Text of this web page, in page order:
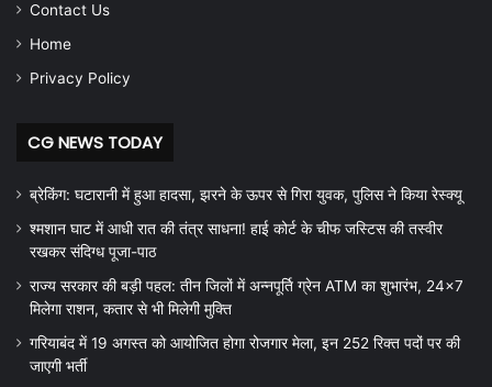
Contact Us
Home
Privacy Policy
CG NEWS TODAY
ब्रेकिंग: घटारानी में हुआ हादसा, झरने के ऊपर से गिरा युवक, पुलिस ने किया रेस्क्यू
श्मशान घाट में आधी रात की तंत्र साधना! हाई कोर्ट के चीफ जस्टिस की तस्वीर
रखकर संदिग्ध पूजा-पाठ
राज्य सरकार की बड़ी पहल: तीन जिलों में अन्नपूर्ति ग्रेन ATM का शुभारंभ, 24×7
मिलेगा राशन, कतार से भी मिलेगी मुक्ति
गरियाबंद में 19 अगस्त को आयोजित होगा रोजगार मेला, इन 252 रिक्त पदों पर की
जाएगी भर्ती